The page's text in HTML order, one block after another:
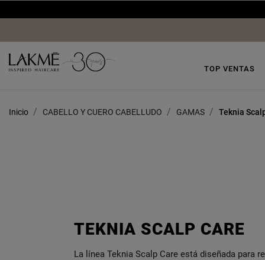
TOP VENTAS
Inicio CABELLO Y CUERO CABELLUDO GAMAS Teknia
TEKNIA SCALP CARE
La línea Teknia Scalp Care está diseñada para